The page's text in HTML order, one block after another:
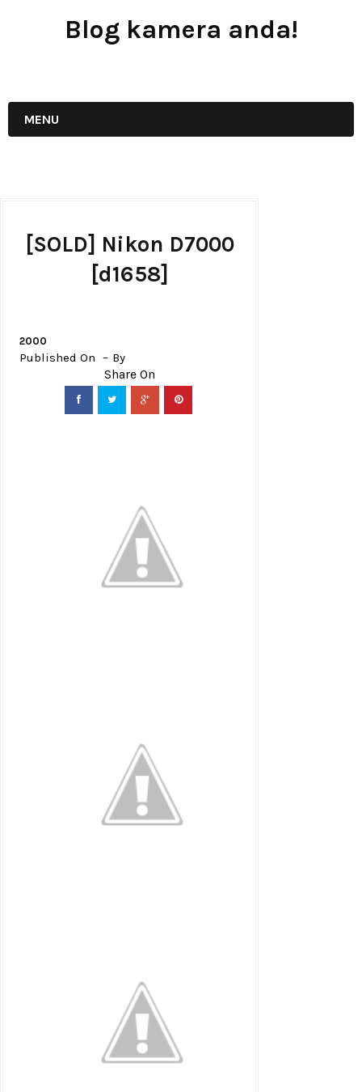
Blog kamera anda!
MENU
[SOLD] Nikon D7000
[d1658]
2000
Published On By